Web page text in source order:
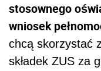
stosownego
wniosek
chcą skorzystać
składek ZUS za